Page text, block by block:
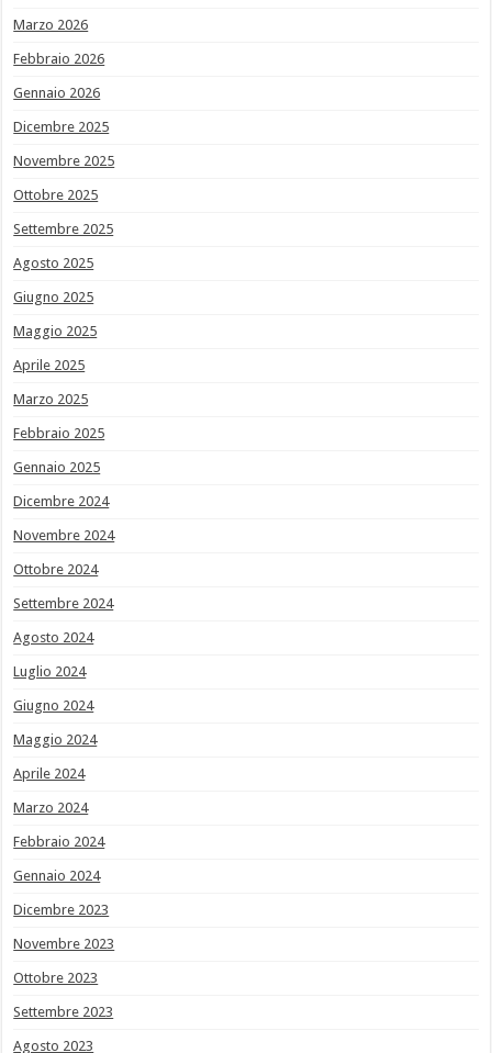
Marzo 2026
Febbraio 2026
Gennaio 2026
Dicembre 2025
Novembre 2025
Ottobre 2025
Settembre 2025
Agosto 2025
Giugno 2025
Maggio 2025
Aprile 2025
Marzo 2025
Febbraio 2025
Gennaio 2025
Dicembre 2024
Novembre 2024
Ottobre 2024
Settembre 2024
Agosto 2024
Luglio 2024
Giugno 2024
Maggio 2024
Aprile 2024
Marzo 2024
Febbraio 2024
Gennaio 2024
Dicembre 2023
Novembre 2023
Ottobre 2023
Settembre 2023
Agosto 2023